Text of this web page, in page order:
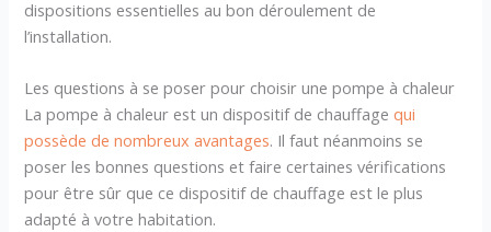
dispositions essentielles au bon déroulement de
l’installation.
Les questions à se poser pour choisir une pompe à chaleur
La pompe à chaleur est un dispositif de chauffagequi
possède de nombreux avantages. Il faut néanmoins se
poser les bonnes questions et faire certaines vérifications
pour être sûr que ce dispositif de chauffage est le plus
adapté à votre habitation.